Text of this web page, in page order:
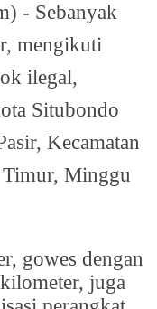
- Sebanyak
mengikuti
ilegal,
Situbondo
Kecamatan
Timur, Minggu
gowes dengan
juga